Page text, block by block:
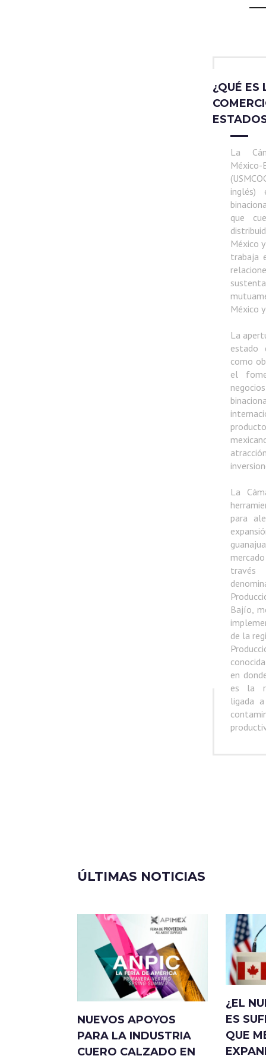
¿QUÉ ES
La
inglés)
que
México
trabaja
México
La
estado
como
el
La
para
Bajío,
de la
en
es la
ligada
ÚLTIMAS NOTICIAS
NUEVOS APOYOS
PARA LA INDUSTRIA
CUERO CALZADO EN
¿EL
ES
QUE